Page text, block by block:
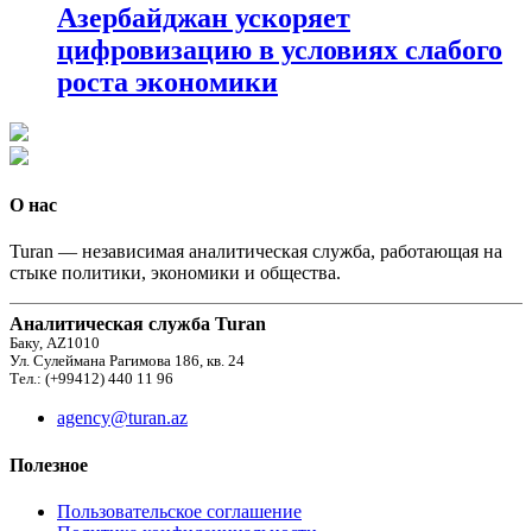
Азербайджан ускоряет
цифровизацию в условиях слабого
роста экономики
О нас
Turan — независимая аналитическая служба, работающая на
стыке политики, экономики и общества.
Аналитическая служба Turan
Баку, AZ1010
Ул. Сулеймана Рагимова 186, кв. 24
Тел.: (+99412) 440 11 96
agency@turan.az
Полезное
Пользовательское соглашение